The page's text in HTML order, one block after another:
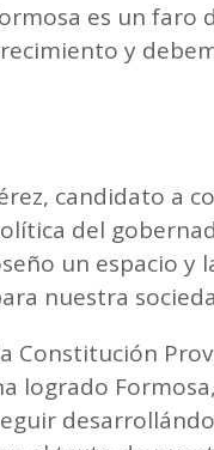
es un faro
y
candidato a
del
un espacio y
nuestra
Constitución
logrado